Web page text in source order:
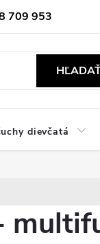
709 953
dievčatá